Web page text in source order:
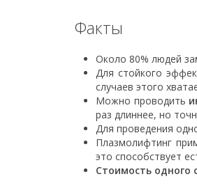
Факты
Около 80% людей
Для стойкого
случаев этого
Можно проводить
раз длиннее, но
Для проведения
Плазмолифтинг
это способствует
Стоимость одного